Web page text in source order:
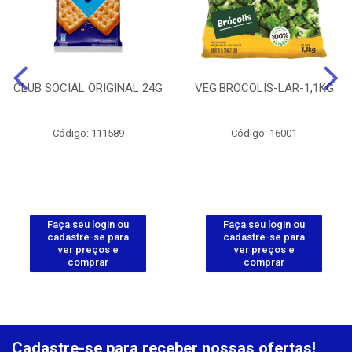
CLUB SOCIAL ORIGINAL 24G
Código: 111589
Faça seu login ou
cadastre-se para
ver preços e
comprar
VEG.BROCOLIS-LAR-1,1KG
Código: 16001
Faça seu login ou
cadastre-se para
ver preços e
comprar
Cadastre-se para receber nossas ofertas!